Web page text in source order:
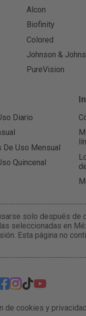
Alcon
Biofinity
Colored
Johnson &
PureVision
Diario
Uso Mensual
Quincenal
solo después de
seleccionadas en
Esta página no
de cookies y privacidad